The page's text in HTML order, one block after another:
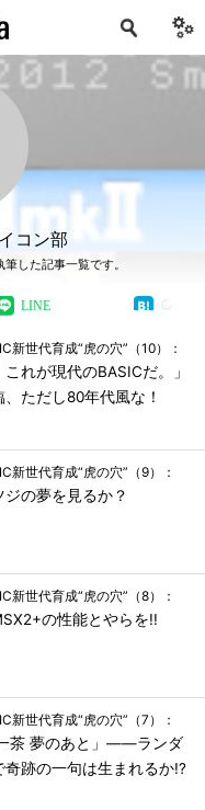
コン部
した記事一覧です。
LINE
新世代育成“虎の穴”（10）：
これが現代のBASICだ。」
ただし80年代風な！
新世代育成“虎の穴”（9）：
の夢を見るか？
新世代育成“虎の穴”（8）：
の性能とやらを!!
新世代育成“虎の穴”（7）：
茶 夢のあと」――ランダ
奇跡の一句は生まれるか!?